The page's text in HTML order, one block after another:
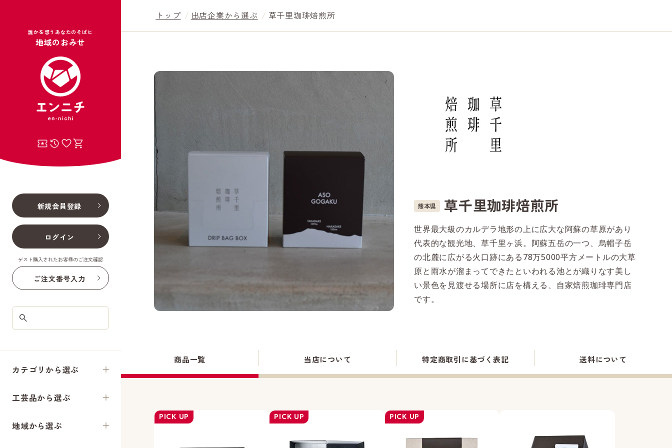
誰かを想うあなたのそばに
地域のおみせ
新規会員登録
ログイン
ゲスト購入されたお客様のご注文確認
ご注文番号入力
カテゴリから選ぶ
工芸品から選ぶ
地域から選ぶ
トップ 出店企業から選ぶ 草千里珈琲焙煎所
熊本県 草千里珈琲焙煎所
世界最大級のカルデラ地形の上に広大な阿蘇の草原があり
代表的な観光地、草千里ヶ浜。阿蘇五岳の一つ、烏帽子岳
の北麓に広がる火口跡にある78万5000平方メートルの大草
原と雨水が溜まってできたといわれる池とが織りなす美し
い景色を見渡せる場所に店を構える、自家焙煎珈琲専門店
です。
商品一覧 当店について 特定商取引に基づく表記 送料について
PICK UP PICK UP PICK UP